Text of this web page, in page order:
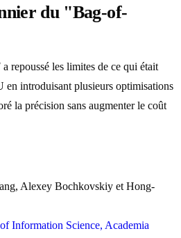
du "Bag-of-
repoussé les limites de ce qui était
en introduisant plusieurs optimisations
la précision sans augmenter le coût
Alexey Bochkovskiy et Hong-
Information Science, Academia